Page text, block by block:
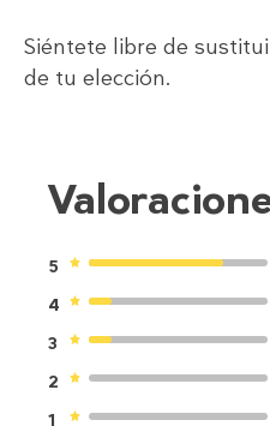
Siéntete libre de
de tu elección.
5
4
3
2
1